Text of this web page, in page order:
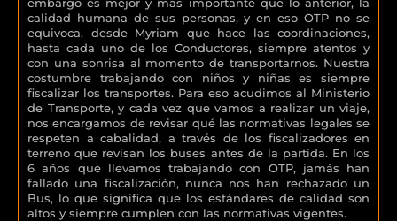
calidad humana de sus personas, y en eso OTP no se
equivoca, desde Myriam que hace las coordinaciones,
hasta cada uno de los Conductores, siempre atentos y
con una sonrisa al momento de transportarnos. Nuestra
costumbre trabajando con niños y niñas es siempre
fiscalizar los transportes. Para eso acudimos al Ministerio
de Transporte, y cada vez que vamos a realizar un viaje,
nos encargamos de revisar qué las normativas legales se
respeten a cabalidad, a través de los fiscalizadores en
terreno que revisan los buses antes de la partida. En los
6 años que llevamos trabajando con OTP, jamás han
fallado una fiscalización, nunca nos han rechazado un
Bus, lo que significa que los estándares de calidad son
altos y siempre cumplen con las normativas vigentes.